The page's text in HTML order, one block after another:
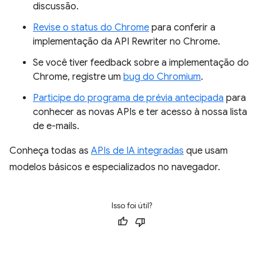
discussão.
Revise o status do Chrome para conferir a
implementação da API Rewriter no Chrome.
Se você tiver feedback sobre a implementação do
Chrome, registre um bug do Chromium.
Participe do programa de prévia antecipada para
conhecer as novas APIs e ter acesso à nossa lista
de e-mails.
Conheça todas as APIs de IA integradas que usam
modelos básicos e especializados no navegador.
Isso foi útil?